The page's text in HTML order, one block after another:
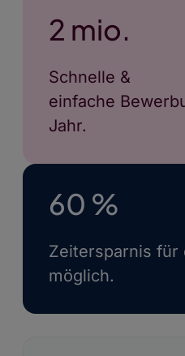
2 mio.
Schnelle &
einfache
Jahr.
60 %
Zeitersparnis für
möglich.